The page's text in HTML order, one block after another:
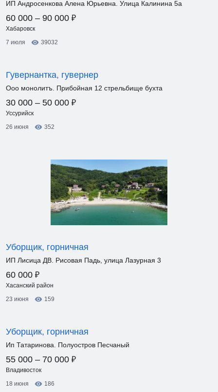
ИП Андросенкова Алена Юрьевна. Улица Калинина 5а
60 000 – 90 000 ₽
Хабаровск
7 июля
39032
Гувернантка, гувернер
Ооо монолитъ. Прибойная 12 стрельбище бухта
30 000 – 50 000 ₽
Уссурийск
26 июня
352
Уборщик, горничная
ИП Лисица ДВ. Рисовая Падь, улица Лазурная 3
60 000 ₽
Хасанский район
23 июня
159
Уборщик, горничная
Ип Татаринова. Полуостров Песчаный
55 000 – 70 000 ₽
Владивосток
18 июня
186